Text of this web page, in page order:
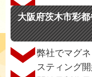
大阪府茨木市彩
弊社でマグ
スティング